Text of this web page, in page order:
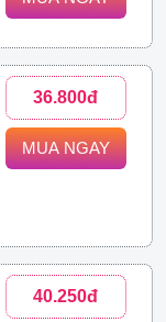
36.800đ
MUA NGAY
40.250đ